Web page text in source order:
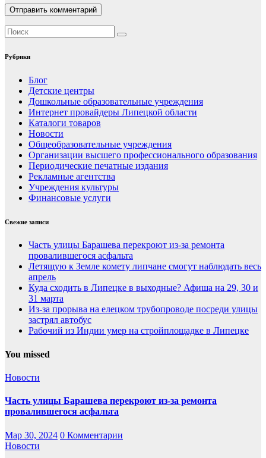
Рубрики
Блог
Детские центры
Дошкольные образовательные учреждения
Интернет провайдеры Липецкой области
Каталоги товаров
Новости
Общеобразовательные учреждения
Организации высшего профессионального образования
Периодические печатные издания
Рекламные агентства
Учреждения культуры
Финансовые услуги
Свежие записи
Часть улицы Барашева перекроют из-за ремонта
провалившегося асфальта
Летящую к Земле комету липчане смогут наблюдать весь
апрель
Куда сходить в Липецке в выходные? Афиша на 29, 30 и
31 марта
Из-за прорыва на елецком трубопроводе посреди улицы
застрял автобус
Рабочий из Индии умер на стройплощадке в Липецке
You missed
Новости
Часть улицы Барашева перекроют из-за ремонта
провалившегося асфальта
Мар 30, 2024 0 Комментарии
Новости